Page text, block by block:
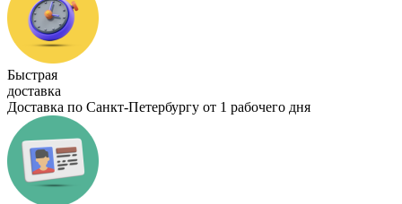
Быстрая
доставка
Доставка по Санкт-Петербургу от 1 рабочего дня